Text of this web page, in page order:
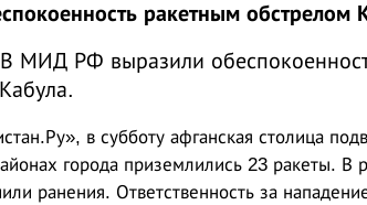
ракетным обстрелом
РФ выразили
в субботу афганская столица
города приземлились 23 ракеты. В
ранения. Ответственность за